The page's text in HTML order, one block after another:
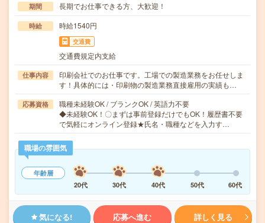
期間 長期でお仕事できる方、大歓迎！
時給 時給1540円
交通費
交通費規定内支給
仕事内容
印刷会社でのお仕事です。工場での製造業務をお任せしま
す！具体的には・印刷物の製造業務直接雇用の実績も…
応募資格
職種未経験OK / ブランクOK / 英語力不要
◆未経験OK！〇まずは事前登録だけでもOK！履歴書不要
で気軽にオンライン登録★氏名・職種などを入力す…
職場の雰囲気
年齢層
20代
30代 40代 50代 60代
気になる! 応募へ進む 詳しく見る